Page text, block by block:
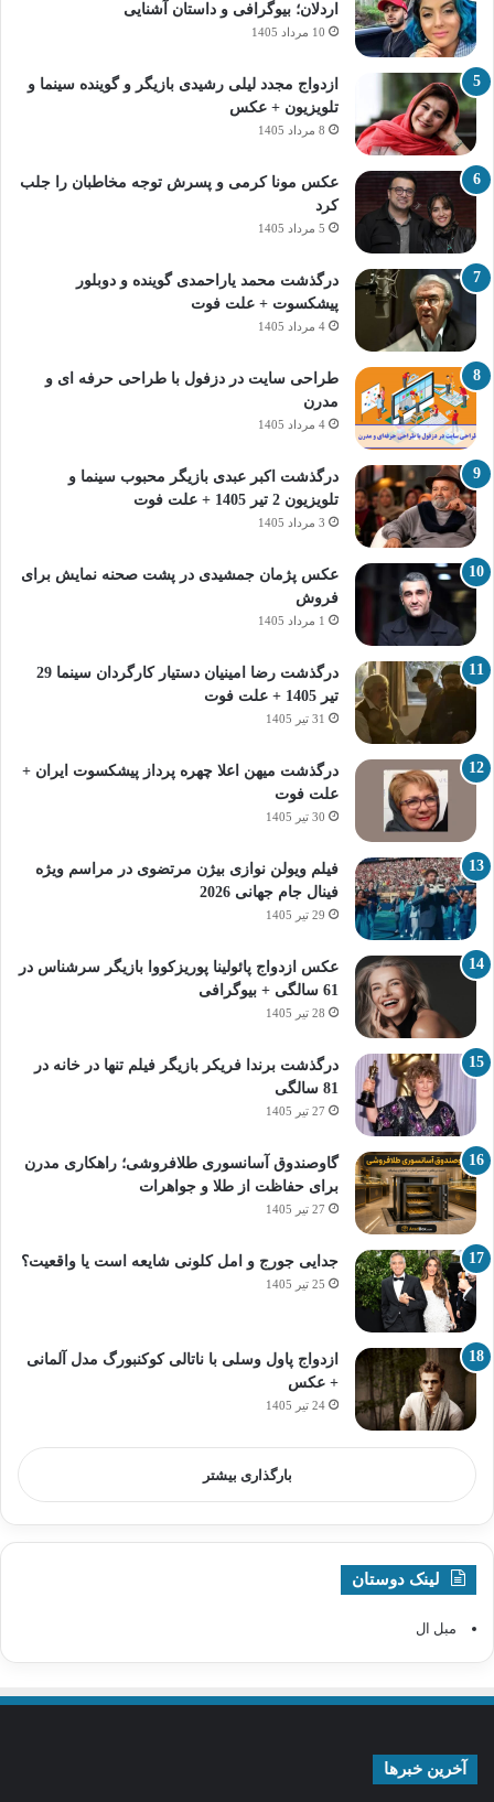
اردلان؛ بیوگرافی و داستان آشنایی
10 مرداد 1405
ازدواج مجدد لیلی رشیدی بازیگر و گوینده سینما و
تلویزیون + عکس
8 مرداد 1405
عکس مونا کرمی و پسرش توجه مخاطبان را جلب
کرد
5 مرداد 1405
درگذشت محمد یاراحمدی گوینده و دوبلور
پیشکسوت + علت فوت
4 مرداد 1405
طراحی سایت در دزفول با طراحی حرفه‌ ای و
مدرن
4 مرداد 1405
درگذشت اکبر عبدی بازیگر محبوب سینما و
تلویزیون 2 تیر 1405 + علت فوت
3 مرداد 1405
عکس پژمان جمشیدی در پشت صحنه نمایش برای
فروش
1 مرداد 1405
درگذشت رضا امینیان دستیار کارگردان سینما 29
تیر 1405 + علت فوت
31 تیر 1405
درگذشت میهن اعلا چهره پرداز پیشکسوت ایران +
علت فوت
30 تیر 1405
فیلم ویولن نوازی بیژن مرتضوی در مراسم ویژه
فینال جام جهانی 2026
29 تیر 1405
عکس ازدواج پائولینا پوریزکووا بازیگر سرشناس در
61 سالگی + بیوگرافی
28 تیر 1405
درگذشت برندا فریکر بازیگر فیلم تنها در خانه در
81 سالگی
27 تیر 1405
گاوصندوق آسانسوری طلافروشی؛ راهکاری مدرن
برای حفاظت از طلا و جواهرات
27 تیر 1405
جدایی جورج و امل کلونی شایعه است یا واقعیت؟
25 تیر 1405
ازدواج پاول وسلی با ناتالی کوکنبورگ مدل آلمانی
+ عکس
24 تیر 1405
بارگذاری بیشتر
لینک دوستان
مبل ال
آخرین خبرها